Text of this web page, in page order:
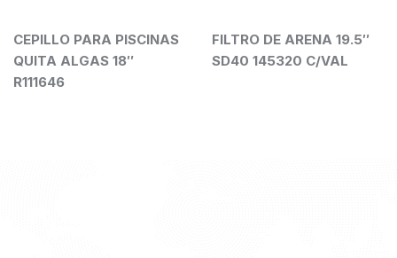
CEPILLO PARA PISCINAS
QUITA ALGAS 18″
R111646
FILTRO DE ARENA 19.5″
SD40 145320 C/VAL